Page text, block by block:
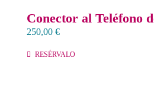
Conector al Teléfono
250,00 €
RESÉRVALO